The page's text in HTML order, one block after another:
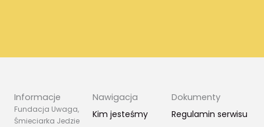
Informacje
Fundacja Uwaga,
Śmieciarka Jedzie
Nawigacja
Kim jesteśmy
Dokumenty
Regulamin serwisu